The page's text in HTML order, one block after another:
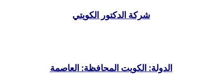
شركة الدكتور الكويتي
الدولة: الكويت المحافظة: العاصمة